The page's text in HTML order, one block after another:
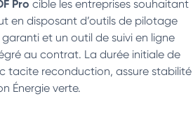
Pro cible les entreprises souhaitant
en disposant d’outils de pilotage
et un outil de suivi en ligne
au contrat. La durée initiale de
tacite reconduction, assure stabilité
Énergie verte.